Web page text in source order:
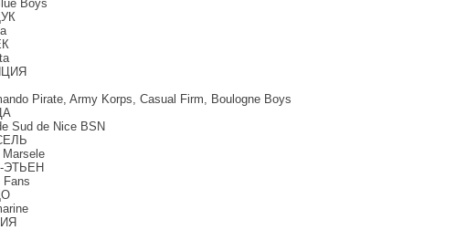
Boys
Pirate, Army Korps, Casual Firm, Boulogne Boys
Sud de Nice BSN
Marsele
ЭТЬЕН
Fans